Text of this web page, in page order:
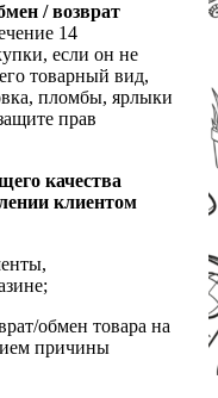
/ возврат
14
если он не
товарный вид,
пломбы, ярлыки
прав
качества
клиентом
обмен товара на
причины